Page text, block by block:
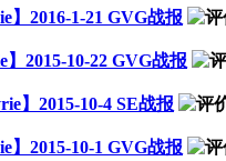
】2016-1-21 GVG战报
】2015-10-22 GVG战报
】2015-10-4 SE战报
】2015-10-1 GVG战报